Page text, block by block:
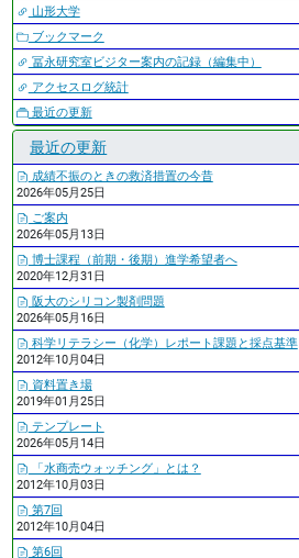
山形大学
ブックマーク
冨永研究室ビジター案内の記録（編集中）
アクセスログ統計
最近の更新
最近の更新
成績不振のときの救済措置の今昔
2026年05月25日
ご案内
2026年05月13日
博士課程（前期・後期）進学希望者へ
2020年12月31日
阪大のシリコン製剤問題
2026年05月16日
科学リテラシー（化学）レポート課題と採点基準
2012年10月04日
資料置き場
2019年01月25日
テンプレート
2026年05月14日
「水商売ウォッチング」とは？
2012年10月03日
第7回
2012年10月04日
第6回